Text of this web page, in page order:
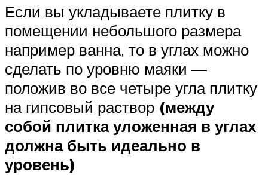
Если вы укладываете плитку в
помещении небольшого размера
например ванна, то в углах можно
сделать по уровню маяки —
положив во все четыре угла плитку
на гипсовый раствор (между
собой плитка уложенная в углах
должна быть идеально в
уровень)